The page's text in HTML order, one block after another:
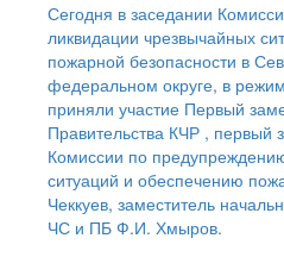
Сегодня в заседании
ликвидации чрезвычайных
пожарной безопасности в
федеральном округе, в
приняли участие Первый
Правительства КЧР , первый
Комиссии по
ситуаций и обеспечению
Чеккуев, заместитель
ЧС и ПБ Ф.И. Хмыров.